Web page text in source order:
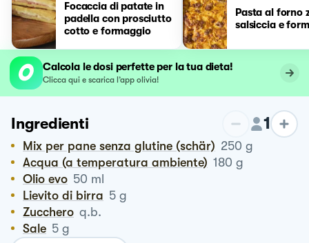
Focaccia di patate in
padella con prosciutto
cotto e formaggio
Pasta al forno
salsiccia e
Calcola le dosi perfette per la tua dieta!
Clicca qui e scarica l’app olivia!
Ingredienti 1
Mix per pane senza glutine (schär) 250 g
Acqua (a temperatura ambiente) 180 g
Olio evo 50 ml
Lievito di birra 5 g
Zucchero q.b.
Sale 5 g